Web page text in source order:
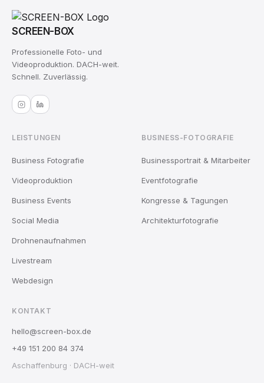
SCREEN-BOX
Professionelle Foto- und
Videoproduktion. DACH-weit.
Schnell. Zuverlässig.
LEISTUNGEN
Business Fotografie
Videoproduktion
Business Events
Social Media
Drohnenaufnahmen
Livestream
Webdesign
BUSINESS-FOTOGRAFIE
Businessportrait & Mitarbeiter
Eventfotografie
Kongresse & Tagungen
Architekturfotografie
KONTAKT
hello@screen-box.de
+49 151 200 84 374
Aschaffenburg · DACH-weit